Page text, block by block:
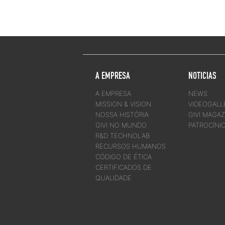
A EMPRESA
A EMPRESA
MISSION & VISION
NOSSA HISTÓRIA
GIVI NO MUNDO
R&D TECHNOLAB
RECURSOS HUMANOS
CÓDIGO DE ÉTICA
CERTIFICADOS DE
QUALIDADE
NOTICIAS
NEWS
GIVI